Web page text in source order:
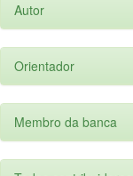
Autor
Orientador
Membro da banca